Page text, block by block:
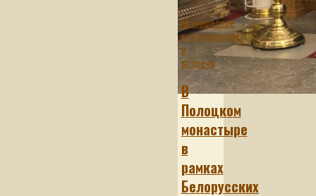
Монашеские
конференции
и
встречи
В
Полоцком
монастыре
в
рамках
Белорусских